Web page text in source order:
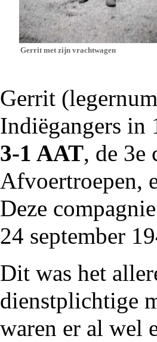
Gerrit met zijn vrachtwagen
Gerrit
Indiëgangers in
3-1 AAT, de 3e
Afvoertroepen,
Deze
24 september
Dit was het
dienstplichtige
waren er al wel